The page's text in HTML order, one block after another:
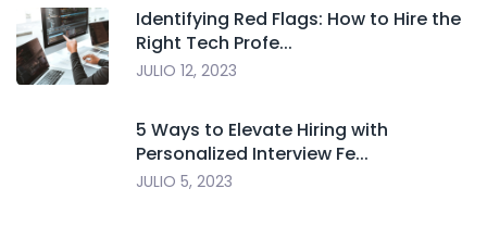
Identifying Red Flags: How to Hire the
Right Tech Profe...
JULIO 12, 2023
5 Ways to Elevate Hiring with
Personalized Interview Fe...
JULIO 5, 2023